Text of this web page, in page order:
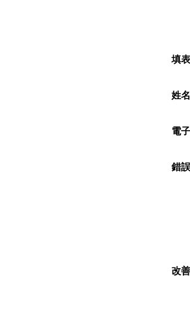
填
姓名
電
錯
改